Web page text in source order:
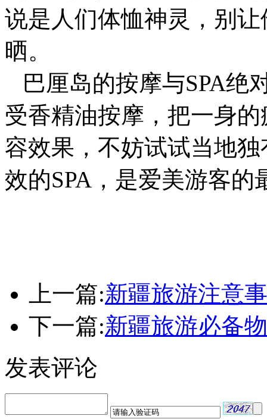
说是人们体恤神灵，别
晒。
巴厘岛的按摩与SPA绝
受香精油按摩，把一身
容效果，不妨试试当地
效的SPA，是爱美游客的
上一篇:新疆旅游注意
下一篇:新疆旅游必备
发表评论